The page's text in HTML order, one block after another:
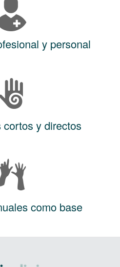
y personal
cortos y directos
como base